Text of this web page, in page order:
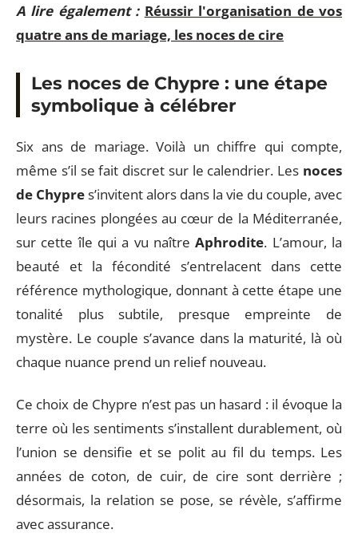
A lire également : Réussir l'organisation de vos
quatre ans de mariage, les noces de cire
Les noces de Chypre : une étape
symbolique à célébrer
Six ans de mariage. Voilà un chiffre qui compte,
même s’il se fait discret sur le calendrier. Les noces
de Chypres’invitent alors dans la vie du couple, avec
leurs racines plongées au cœur de la Méditerranée,
sur cette île qui a vu naîtreAphrodite. L’amour, la
beauté et la fécondité s’entrelacent dans cette
référence mythologique, donnant à cette étape une
tonalité plus subtile, presque empreinte de
mystère. Le couple s’avance dans la maturité, là où
chaque nuance prend un relief nouveau.
Ce choix de Chypre n’est pas un hasard : il évoque la
terre où les sentiments s’installent durablement, où
l’union se densifie et se polit au fil du temps. Les
années de coton, de cuir, de cire sont derrière ;
désormais, la relation se pose, se révèle, s’affirme
avec assurance.